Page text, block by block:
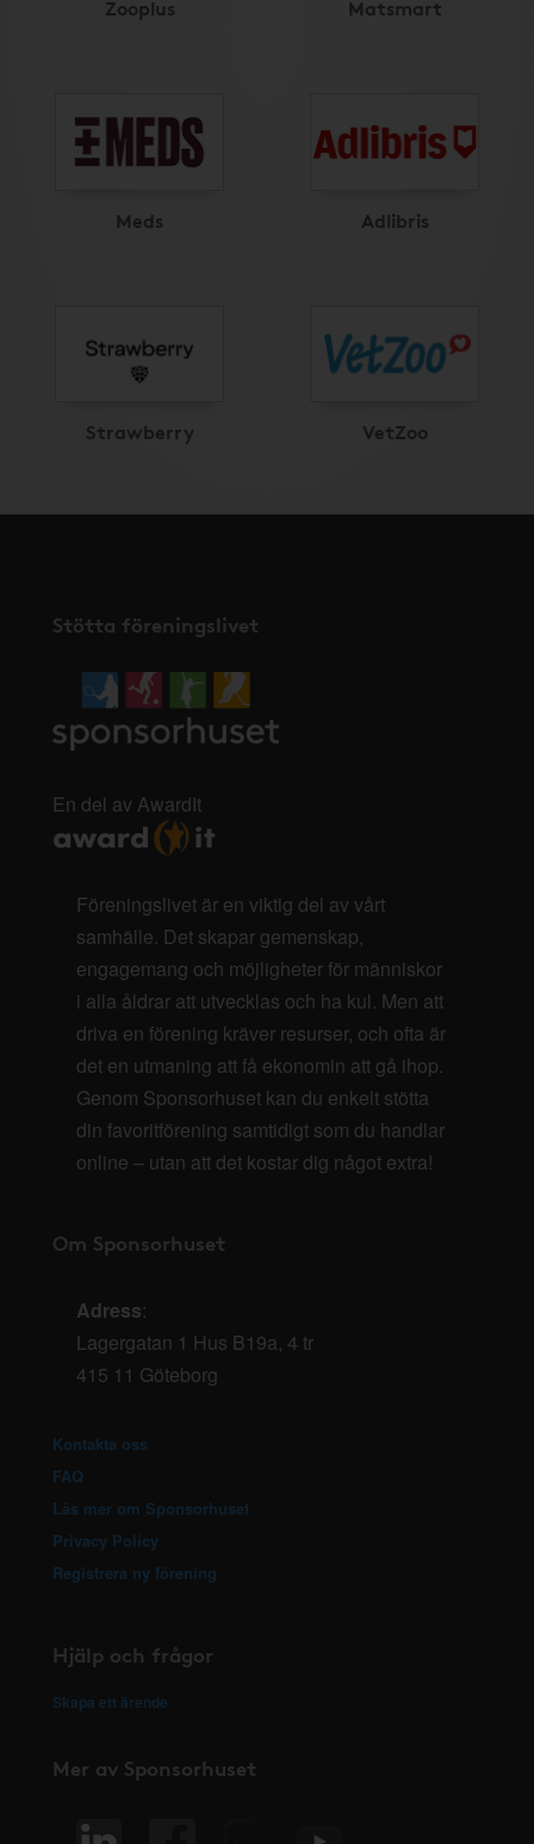
Zooplus Matsmart
Meds Adlibris
Strawberry VetZoo
Stötta föreningslivet
En del av AwardIt
Föreningslivet är en viktig del av vårt
samhälle. Det skapar gemenskap,
engagemang och möjligheter för människor
i alla åldrar att utvecklas och ha kul. Men att
driva en förening kräver resurser, och ofta är
det en utmaning att få ekonomin att gå ihop.
Genom Sponsorhuset kan du enkelt stötta
din favoritförening samtidigt som du handlar
online – utan att det kostar dig något extra!
Om Sponsorhuset
Adress:
Lagergatan 1 Hus B19a, 4 tr
415 11 Göteborg
Kontakta oss
FAQ
Läs mer om Sponsorhuset
Privacy Policy
Registrera ny förening
Hjälp och frågor
Skapa ett ärende
Mer av Sponsorhuset